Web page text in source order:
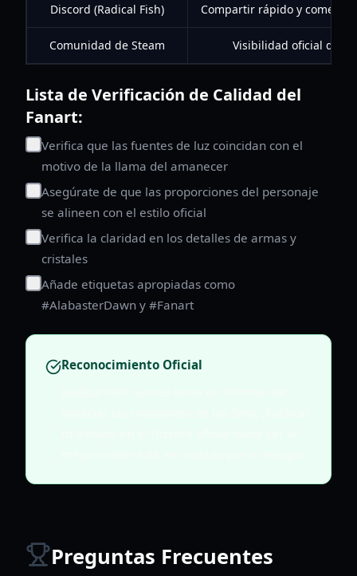
Discord (Radical Fish) Compartir rápido y
Comunidad de Steam Visibilidad oficial del
Lista de Verificación de Calidad del
Fanart:
Verifica que las fuentes de luz coincidan con el
motivo de la llama del amanecer
Asegúrate de que las proporciones del personaje
se alineen con el estilo oficial
Verifica la claridad en los detalles de armas y
cristales
Añade etiquetas apropiadas como
#AlabasterDawn y #Fanart
Reconocimiento Oficial
Preguntas Frecuentes